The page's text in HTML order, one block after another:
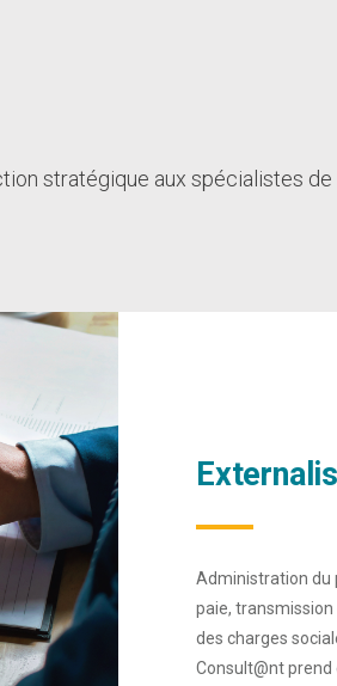
stratégique aux spécialistes de
Administration du
paie,
des charges
Consult@nt prend